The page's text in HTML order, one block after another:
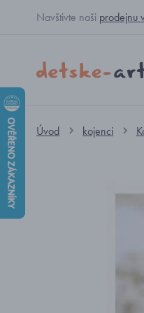
Navštivte naši prodejnu
Úvod kojenci